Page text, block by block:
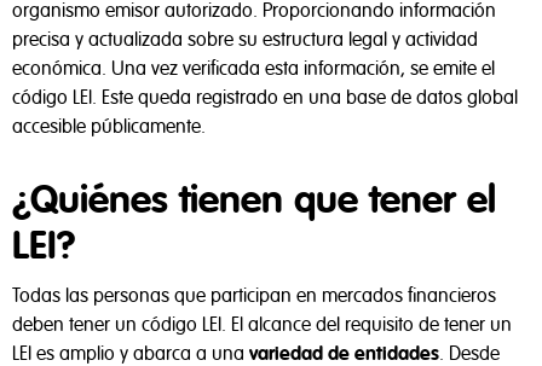
organismo emisor autorizado. Proporcionando información
precisa y actualizada sobre su estructura legal y actividad
económica. Una vez verificada esta información, se emite el
código LEI. Este queda registrado en una base de datos global
accesible públicamente.
¿Quiénes tienen que tener el
LEI?
Todas las personas que participan en mercados financieros
deben tener un código LEI. El alcance del requisito de tener un
LEI es amplio y abarca a una variedad de entidades. Desde